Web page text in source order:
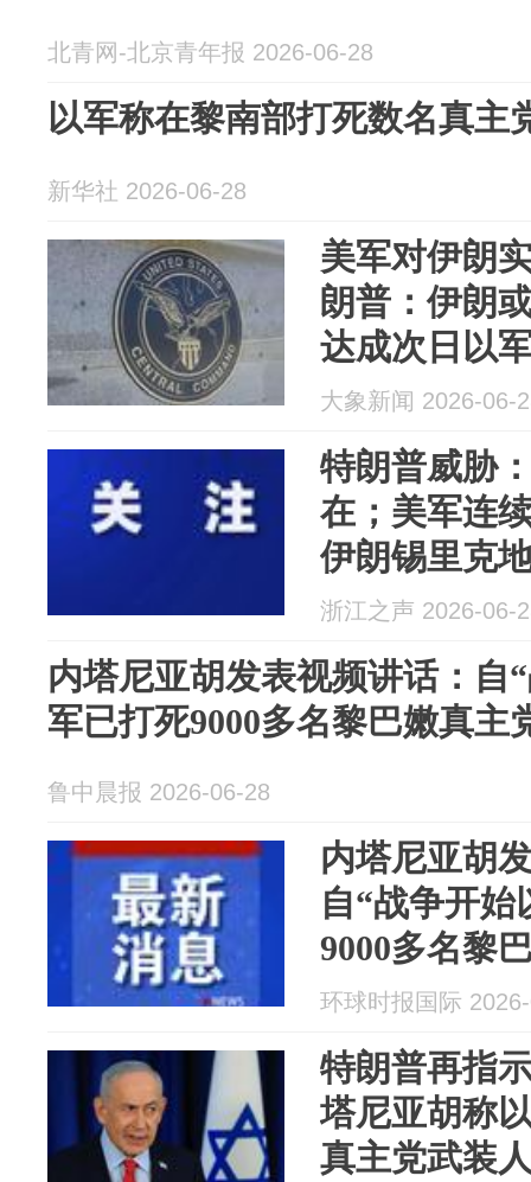
北青网-北京青年报 2026-06-28
以军称在黎南部打死数名真主
新华社 2026-06-28
美军对伊朗
朗普：伊朗
达成次日以
尼亚胡称已
党武装人员
大象新闻 2026-06-
特朗普威胁
在；美军连
伊朗锡里克
塔尼亚胡：
浙江之声 2026-06-
内塔尼亚胡发表视频讲话：自
军已打死9000多名黎巴嫩真主
鲁中晨报 2026-06-28
内塔尼亚胡
自“战争开始
9000多名黎
环球时报国际
特朗普再指
塔尼亚胡称
真主党武装